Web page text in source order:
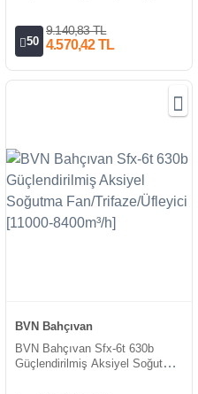
50
9.140,83 TL
4.570,42 TL
BVN Bahçıvan
BVN Bahçıvan Sfx-6t 630b
Güçlendirilmiş Aksiyel Soğutma